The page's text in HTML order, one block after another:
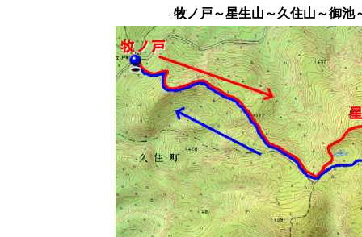
牧ノ戸～星生山～久住山～御池